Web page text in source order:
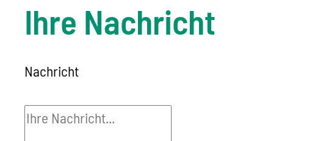
Ihre Nachricht
Nachricht